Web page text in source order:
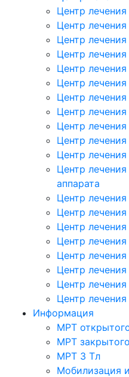
Центр
Центр
Центр лечения
Центр
Центр
Центр лечения
Центр
Центр
Центр
Центр
Центр
Центр
аппарата
Центр
Центр лечения
Центр
Центр
Центр
Центр
Центр
Центр
Информация
МРТ
МРТ
МРТ 3 Тл
Мобилизация